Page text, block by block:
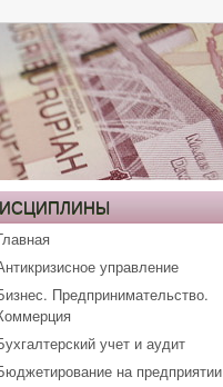
управление
Предпринимательство.
учет и аудит
на предприятии